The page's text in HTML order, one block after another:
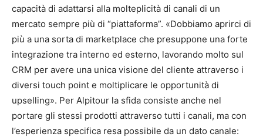
capacità di adattarsi alla molteplicità di canali di un
mercato sempre più di “piattaforma”. «Dobbiamo aprirci di
più a una sorta di marketplace che presuppone una forte
integrazione tra interno ed esterno, lavorando molto sul
CRM per avere una unica visione del cliente attraverso i
diversi touch point e moltiplicare le opportunità di
upselling». Per Alpitour la sfida consiste anche nel
portare gli stessi prodotti attraverso tutti i canali, ma con
l’esperienza specifica resa possibile da un dato canale: